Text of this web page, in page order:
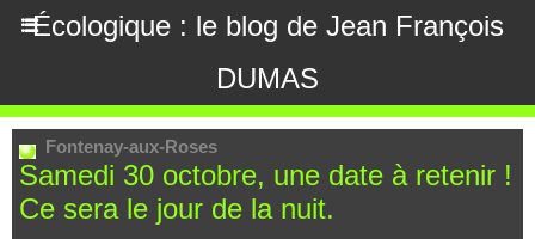
Écologique : le blog de Jean François
DUMAS
Fontenay-aux-Roses
Samedi 30 octobre, une date à retenir !
Ce sera le jour de la nuit.